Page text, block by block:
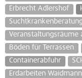
Erbrecht Adlershof
Veranstaltungsräume
Böden für Terrassen
Containerabfuhr
Erdarbeiten